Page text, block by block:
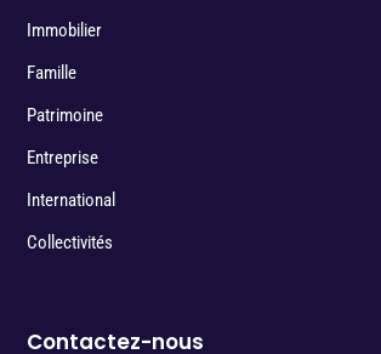
Immobilier
Famille
Patrimoine
Entreprise
International
Collectivités
Contactez-nous